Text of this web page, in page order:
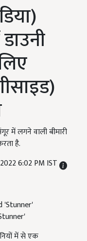
लगने वाली बीमारी
है.
6:02 PM IST
में से एक